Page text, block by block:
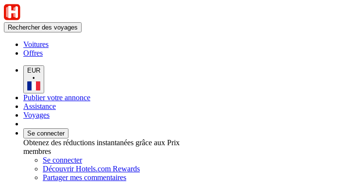
Rechercher des voyages
Voitures
Offres
EUR
•
Publier votre annonce
Assistance
Voyages
Se connecter
Obtenez des réductions instantanées grâce aux Prix
membres
Se connecter
Découvrir Hotels.com Rewards
Partager mes commentaires